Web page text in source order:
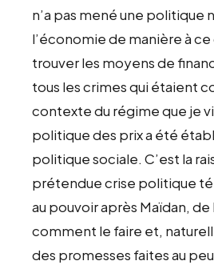
n’a pas mené une politique
l’économie de manière à
trouver les moyens de
tous les crimes qui étaient
contexte du régime que je
politique des prix a été
politique sociale. C’est la
prétendue crise politique
au pouvoir après Maïdan,
comment le faire et,
des promesses faites au